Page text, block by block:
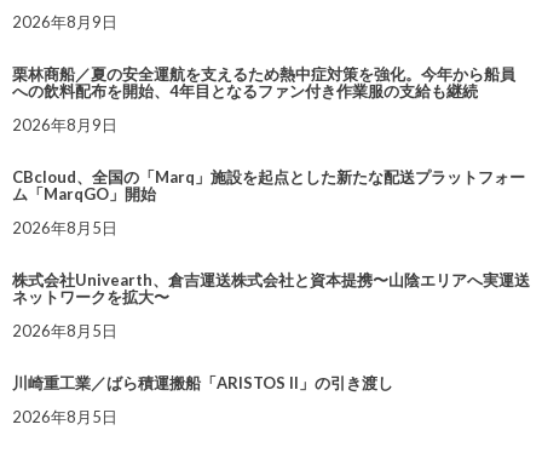
2026年8月9日
栗林商船／夏の安全運航を支えるため熱中症対策を強化。今年から船員
への飲料配布を開始、4年目となるファン付き作業服の支給も継続
2026年8月9日
CBcloud、全国の「Marq」施設を起点とした新たな配送プラットフォー
ム「MarqGO」開始
2026年8月5日
株式会社Univearth、倉吉運送株式会社と資本提携〜山陰エリアへ実運送
ネットワークを拡大〜
2026年8月5日
川崎重工業／ばら積運搬船「ARISTOS II」の引き渡し
2026年8月5日